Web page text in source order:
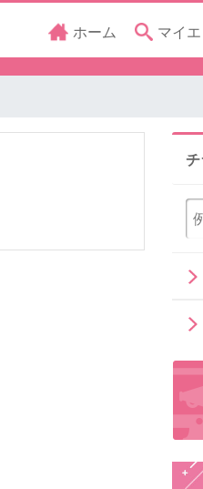
ホーム マイ